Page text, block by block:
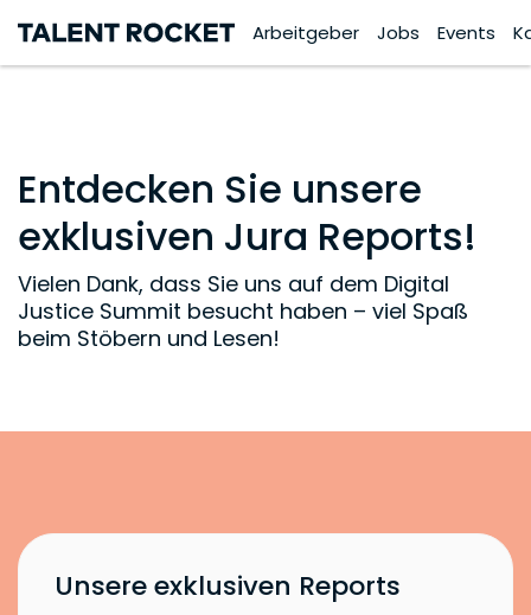
Arbeitgeber Jobs Events
Entdecken Sie unsere
exklusiven Jura Reports!
Vielen Dank, dass Sie uns auf dem Digital
Justice Summit besucht haben – viel Spaß
beim Stöbern und Lesen!
Unsere exklusiven Reports